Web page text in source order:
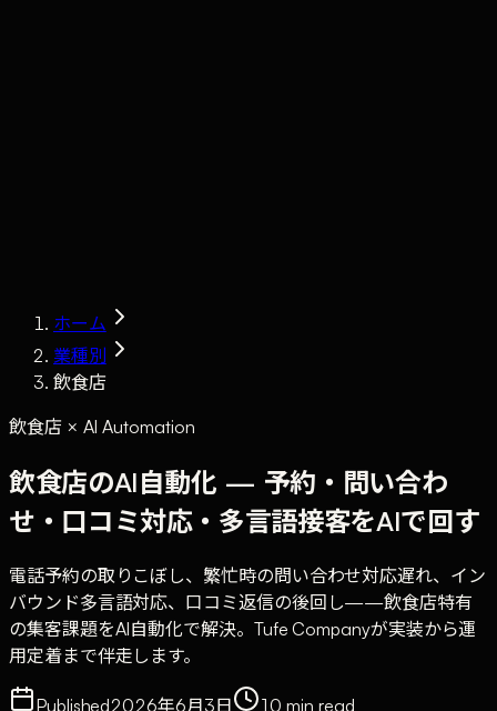
ホーム
業種別
飲食店
飲食店 × AI Automation
飲食店のAI自動化 — 予約・問い合わ
せ・口コミ対応・多言語接客をAIで回す
電話予約の取りこぼし、繁忙時の問い合わせ対応遅れ、イン
バウンド多言語対応、口コミ返信の後回し——飲食店特有
の集客課題をAI自動化で解決。Tufe Companyが実装から運
用定着まで伴走します。
Published2026年6月3日 10 min read